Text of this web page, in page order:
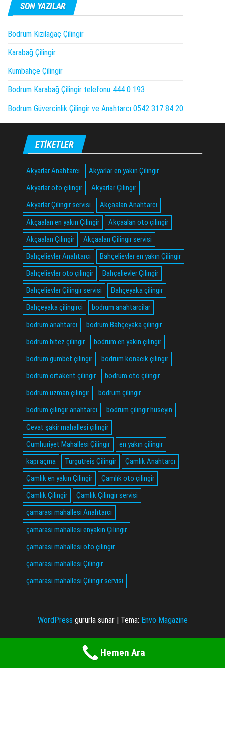
SON YAZILAR
Bodrum Kızılağaç Çilingir
Karabağ Çilingir
Kumbahçe Çilingir
Bodrum Karabağ Çilingir telefonu 444 0 193
Bodrum Güvercinlik Çilingir ve Anahtarcı 0542 317 84 20
ETIKETLER
Akyarlar Anahtarcı
Akyarlar en yakın Çilingir
Akyarlar oto çilingir
Akyarlar Çilingir
Akyarlar Çilingir servisi
Akçaalan Anahtarcı
Akçaalan en yakın Çilingir
Akçaalan oto çilingir
Akçaalan Çilingir
Akçaalan Çilingir servisi
Bahçelievler Anahtarcı
Bahçelievler en yakın Çilingir
Bahçelievler oto çilingir
Bahçelievler Çilingir
Bahçelievler Çilingir servisi
Bahçeyaka çilingir
Bahçeyaka çilingirci
bodrum anahtarcilar
bodrum anahtarcı
bodrum Bahçeyaka çilingir
bodrum bitez çilingir
bodrum en yakın çilingir
bodrum gümbet çilingir
bodrum konacık çilingir
bodrum ortakent çilingir
bodrum oto çilingir
bodrum uzman çilingir
bodrum çilingir
bodrum çilingir anahtarcı
bodrum çilingir hüseyin
Cevat şakir mahallesi çilingir
Cumhuriyet Mahallesi Çilingir
en yakın çilingir
kapı açma
Turgutreis Çilingir
Çamlık Anahtarcı
Çamlık en yakın Çilingir
Çamlık oto çilingir
Çamlık Çilingir
Çamlık Çilingir servisi
çamarası mahallesi Anahtarcı
çamarası mahallesi enyakın Çilingir
çamarası mahallesi oto çilingir
çamarası mahallesi Çilingir
çamarası mahallesi Çilingir servisi
WordPress gururla sunar | Tema: Envo Magazine
Hemen Ara